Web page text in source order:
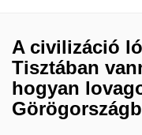
A civilizáció
Tisztában
hogyan